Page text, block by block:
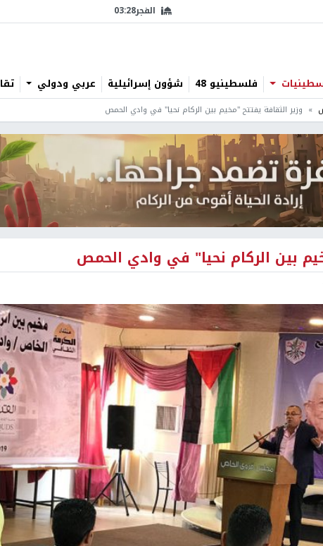
الفجر03:28
فلسطينيو 48 شؤون إسرائيلية عربي ودولي
وزير الثقافة يفتتح "مخيم بين الركام نحيا" في وادي الحمص
بين الركام نحيا" في وادي الحمص